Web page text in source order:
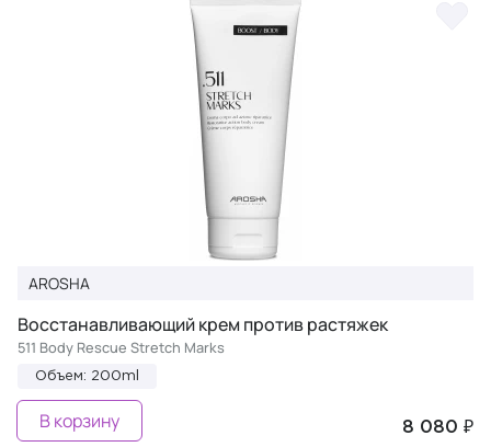
AROSHA
Восстанавливающий крем против растяжек
511 Body Rescue Stretch Marks
Объем: 200ml
8 080 ₽
В корзину